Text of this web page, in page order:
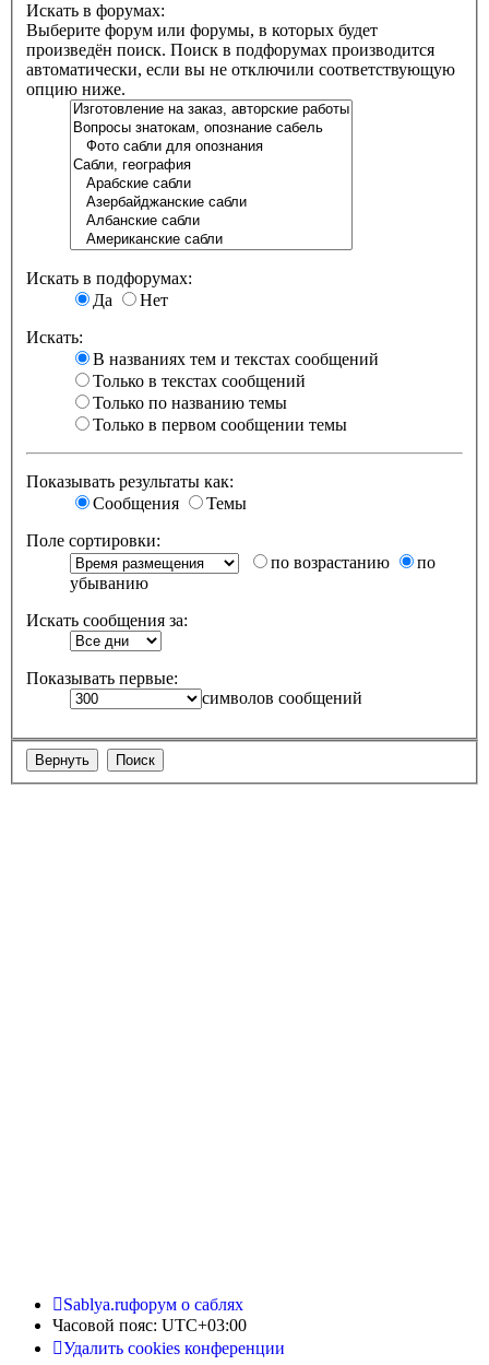
Искать в форумах:
Выберите форум или форумы, в которых будет
произведён поиск. Поиск в подфорумах производится
автоматически, если вы не отключили соответствующую
опцию ниже.
Искать в подфорумах:
Да
Нет
Искать:
В названиях тем и текстах сообщений
Только в текстах сообщений
Только по названию темы
Только в первом сообщении темы
Показывать результаты как:
Сообщения
Темы
Поле сортировки:
по возрастанию
по
убыванию
Искать сообщения за:
Показывать первые:
символов сообщений
Sablya.ruфорум о саблях
Часовой пояс: UTC+03:00
Удалить cookies конференции